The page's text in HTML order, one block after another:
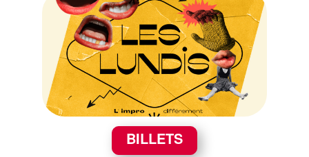
BILLETS